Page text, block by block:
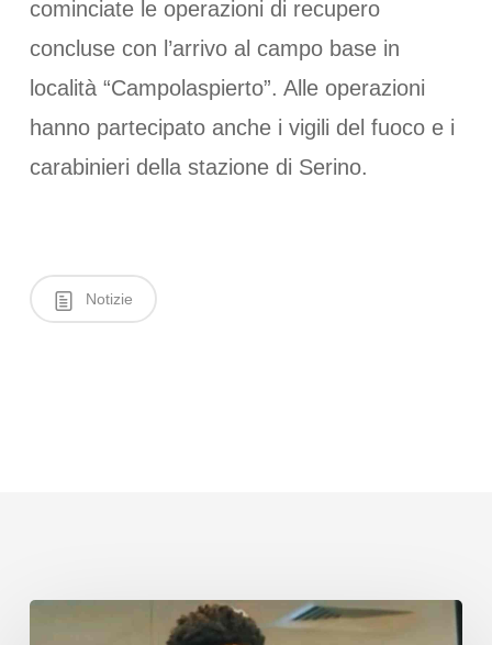
cominciate le operazioni di recupero
concluse con l’arrivo al campo base in
località “Campolaspierto”. Alle operazioni
hanno partecipato anche i vigili del fuoco e i
carabinieri della stazione di Serino.
Notizie